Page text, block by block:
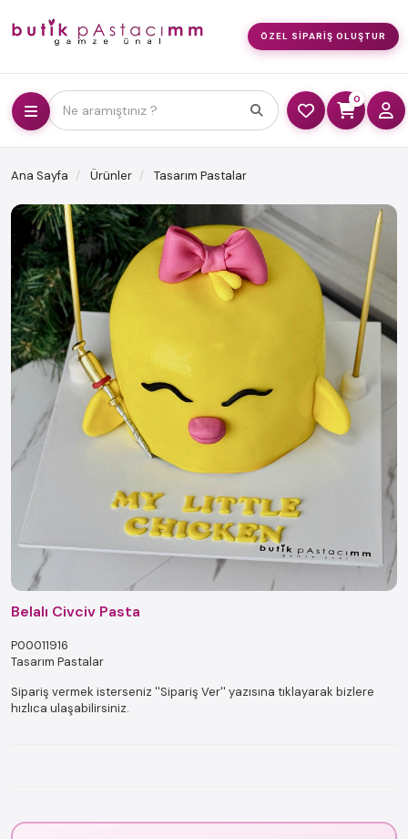
ÖZEL SIPARIŞ OLUŞTUR
Ne aramıştınız ?
0
Ana Sayfa Ürünler Tasarım Pastalar
Belalı Civciv Pasta
P00011916
Tasarım Pastalar
Sipariş vermek isterseniz ''Sipariş Ver'' yazısına tıklayarak bizlere
hızlıca ulaşabilirsiniz.